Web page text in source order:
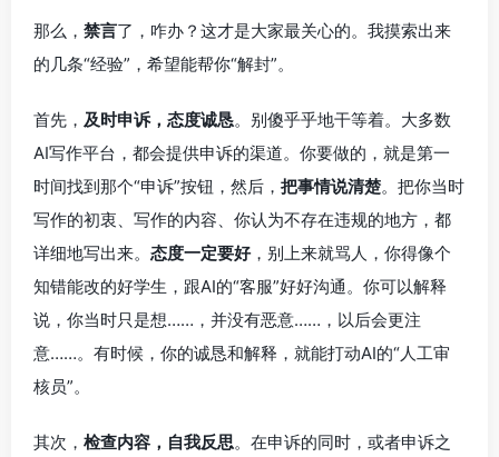
那么， 禁言了，咋办？这才是大家最关心的。我摸索出来
的几条“经验”，希望能帮你“解封”。
首先， 及时申诉，态度诚恳。别傻乎乎地干等着。大多数
AI写作平台，都会提供申诉的渠道。你要做的，就是第一
时间找到那个“申诉”按钮，然后， 把事情说清楚。把你当时
写作的初衷、写作的内容、你认为不存在违规的地方，都
详细地写出来。 态度一定要好，别上来就骂人，你得像个
知错能改的好学生，跟AI的“客服”好好沟通。你可以解释
说，你当时只是想……，并没有恶意……，以后会更注
意……。有时候，你的诚恳和解释，就能打动AI的“人工审
核员”。
其次， 检查内容，自我反思。在申诉的同时，或者申诉之